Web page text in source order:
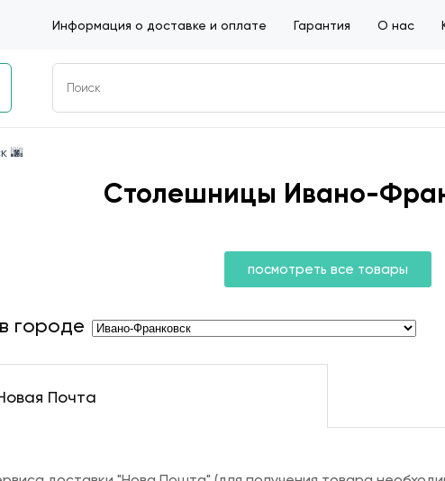
Информация о доставке и оплате Гарантия О нас
🌆
Столешницы Ивано-
посмотреть все товары
городе